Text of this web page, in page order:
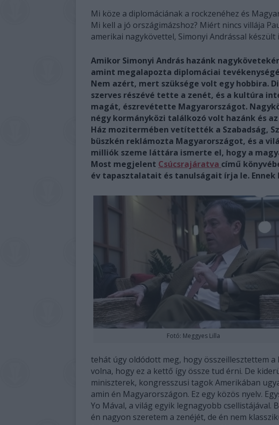
Mi köze a diplomáciának a rockzenéhez és
Mi kell a jó országimázshoz? Miért nincs villája
amerikai nagykövettel, Simonyi Andrással
Amikor Simonyi András hazánk
amint megalapozta diplomáciai
Nem azért, mert szüksége volt egy hobbira.
szerves részévé tette a zenét, és a kultúra
magát, észrevétette Magyarországot.
négy kormányközi találkozó volt hazánk és
Ház mozitermében vetítették a Szabadság,
büszkén reklámozta Magyarországot, és a
milliók szeme láttára ismerte el, hogy a
Most megjelent Csúcsrajáratva című
év tapasztalatait és tanulságait írja le. Ennek
Fotó: Meggyes Lilla
tehát úgy oldódott meg, hogy összeillesztettem
volna, hogy ez a kettő így össze tud érni. De
miniszterek, kongresszusi tagok Amerikában
amin én Magyarországon. Ez egy közös nyelv.
Yo Mával, a világ egyik legnagyobb csellistájával.
én nagyon szeretem a zenéjét, de én nem